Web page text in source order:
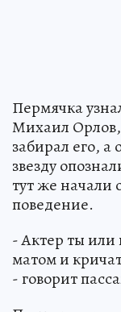
Пермячка
Михаил
забирал его, а
звезду
тут же начали
поведение.
- Актер ты или
матом и
- говорит